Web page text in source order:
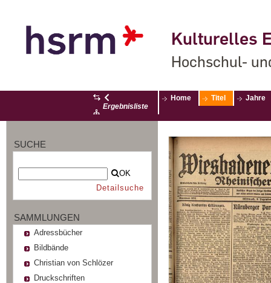
Kulturelles
Hochschul-
Ergebnisliste
Home Titel Jahre
SUCHE
OK
Detailsuche
SAMMLUNGEN
Adressbücher
Bildbände
Christian von Schlözer
Druckschriften